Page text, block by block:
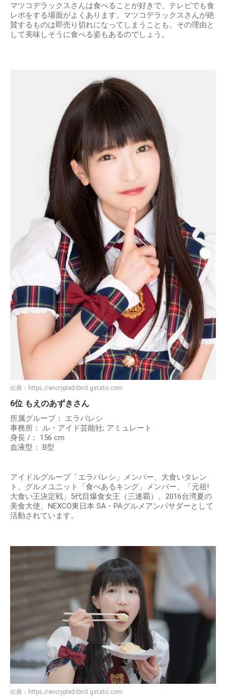
マツコデラックスさんは食べることが好きで、テレビでも食
レポをする場面がよくあります。マツコデラックスさんが絶
賛するものは即売り切れになってしまうことも。その理由と
して美味しそうに食べる姿もあるのでしょう。
出典： https://encrypted-tbn0.gstatic.com
6位 もえのあずきさん
所属グループ： エラバレシ
事務所： ル・アイド芸能社; アミュレート
身長 /： 156 cm
血液型： B型
アイドルグループ「エラバレシ」メンバー、大食いタレン
ト、グルメユニット「食べあるキング」メンバー、「元祖!
大食い王決定戦」5代目爆食女王（三連覇）、2016台湾夏の
美食大使、NEXCO東日本 SA・PAグルメアンバサダーとして
活動されています。
出典： https://encrypted-tbn0.gstatic.com